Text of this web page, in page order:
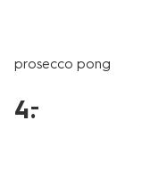
prosecco pong
4.
–